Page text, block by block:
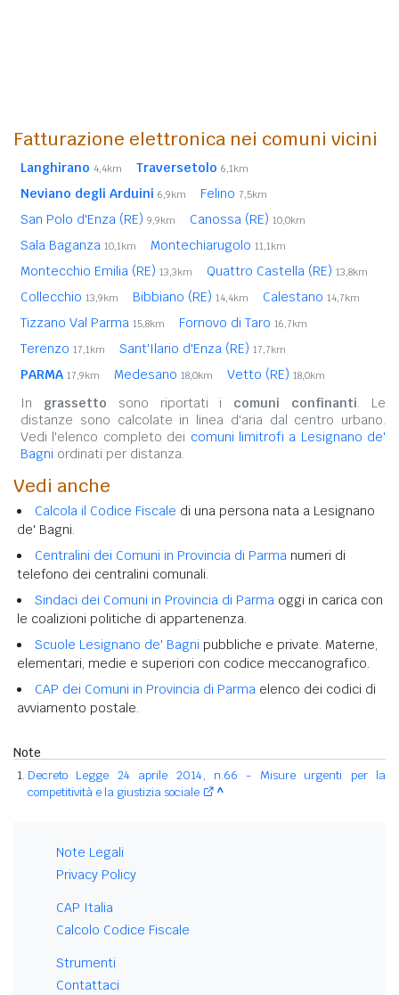
Fatturazione elettronica nei comuni vicini
Langhirano 4,4km Traversetolo 6,1km
Neviano degli Arduini 6,9km Felino 7,5km
San Polo d'Enza (RE) 9,9km Canossa (RE) 10,0km
Sala Baganza 10,1km Montechiarugolo 11,1km
Montecchio Emilia (RE) 13,3km Quattro Castella (RE) 13,8km
Collecchio 13,9km Bibbiano (RE) 14,4km Calestano 14,7km
Tizzano Val Parma 15,8km Fornovo di Taro 16,7km
Terenzo 17,1km Sant'Ilario d'Enza (RE) 17,7km
PARMA 17,9km Medesano 18,0km Vetto (RE) 18,0km
In grassetto sono riportati i comuni confinanti. Le
distanze sono calcolate in linea d'aria dal centro urbano.
Vedi l'elenco completo dei comuni limitrofi a Lesignano de'
Bagni ordinati per distanza.
Vedi anche
Calcola il Codice Fiscale di una persona nata a Lesignano
de' Bagni.
Centralini dei Comuni in Provincia di Parma numeri di
telefono dei centralini comunali.
Sindaci dei Comuni in Provincia di Parma oggi in carica con
le coalizioni politiche di appartenenza.
Scuole Lesignano de' Bagni pubbliche e private. Materne,
elementari, medie e superiori con codice meccanografico.
CAP dei Comuni in Provincia di Parma elenco dei codici di
avviamento postale.
Note
Decreto Legge 24 aprile 2014, n.66 - Misure urgenti per la
competitività e la giustizia sociale
^
Note Legali
Privacy Policy
CAP Italia
Calcolo Codice Fiscale
Strumenti
Contattaci